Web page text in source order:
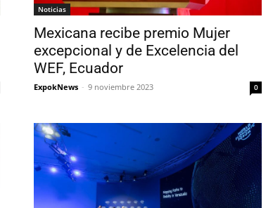
Noticias
Mexicana recibe premio Mujer
excepcional y de Excelencia del
WEF, Ecuador
ExpokNews - 9 noviembre 2023 0